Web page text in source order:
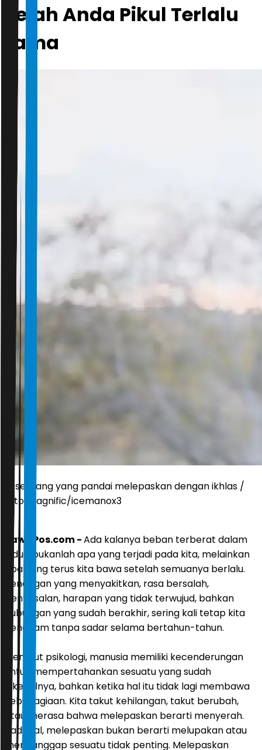
Telah Anda Pikul Terlalu
Lama
seseorang yang pandai melepaskan dengan ikhlas /
foto: Magnific/icemanox3
JawaPos.com -Ada kalanya beban terberat dalam
hidup bukanlah apa yang terjadi pada kita, melainkan
apa yang terus kita bawa setelah semuanya berlalu.
Kenangan yang menyakitkan, rasa bersalah,
penyesalan, harapan yang tidak terwujud, bahkan
hubungan yang sudah berakhir, sering kali tetap kita
genggam tanpa sadar selama bertahun-tahun.
Menurut psikologi, manusia memiliki kecenderungan
untuk mempertahankan sesuatu yang sudah
dikenalnya, bahkan ketika hal itu tidak lagi membawa
kebahagiaan. Kita takut kehilangan, takut berubah,
atau merasa bahwa melepaskan berarti menyerah.
Padahal, melepaskan bukan berarti melupakan atau
menganggap sesuatu tidak penting. Melepaskan